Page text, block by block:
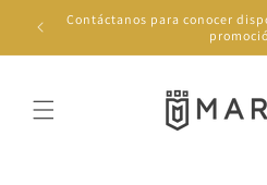
directamente
Contáctanos para conocer